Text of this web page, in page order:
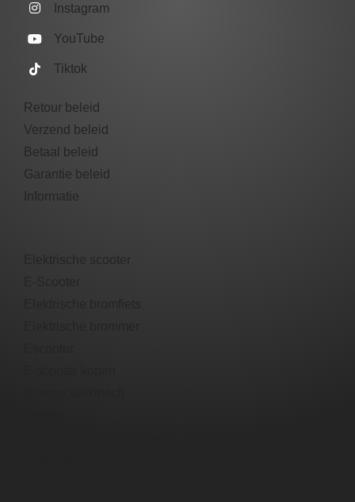
Instagram
YouTube
Tiktok
Retour beleid
Verzend beleid
Betaal beleid
Garantie beleid​
Informatie